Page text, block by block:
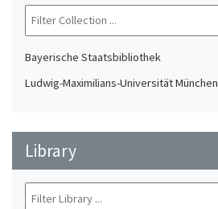
Bayerische Staatsbibliothek
Ludwig-Maximilians-Universität München
Library